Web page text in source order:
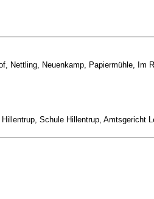
Nettling, Neuenkamp, Papiermühle, Im
Schule Hillentrup, Amtsgericht